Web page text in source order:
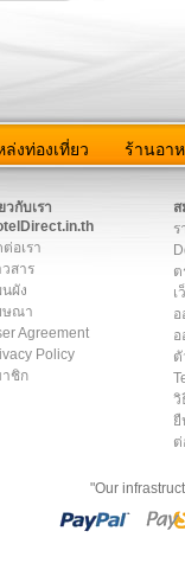
ล่งท่องเที่ยว ร้านอา
วกับเรา
อเรา
สาร
ผัง
ษณา
Agreement
Policy
าชิก
ร
ต
เ
อ
ตั
วิ
ยื
ต่
"Our